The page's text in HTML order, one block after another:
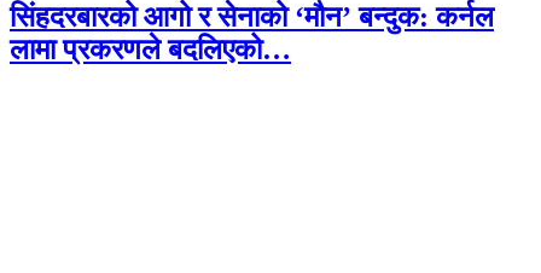
सिंहदरबारको आगो र सेनाको ‘मौन’ बन्दुक: कर्नल
लामा प्रकरणले बदलिएको…